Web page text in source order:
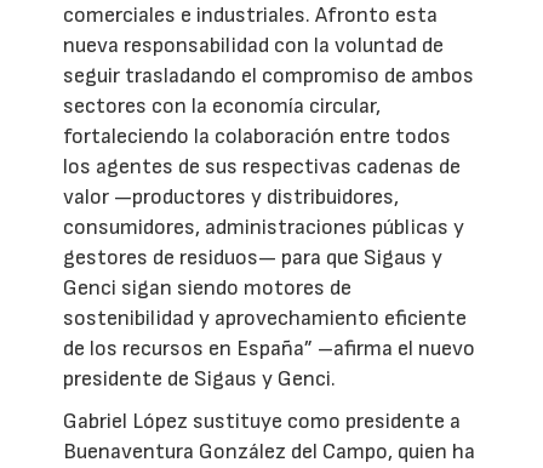
comerciales e industriales. Afronto esta
nueva responsabilidad con la voluntad de
seguir trasladando el compromiso de ambos
sectores con la economía circular,
fortaleciendo la colaboración entre todos
los agentes de sus respectivas cadenas de
valor —productores y distribuidores,
consumidores, administraciones públicas y
gestores de residuos— para que Sigaus y
Genci sigan siendo motores de
sostenibilidad y aprovechamiento eficiente
de los recursos en España” –afirma el nuevo
presidente de Sigaus y Genci.
Gabriel López sustituye como presidente a
Buenaventura González del Campo, quien ha